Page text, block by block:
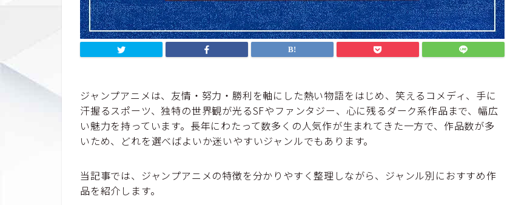
ジャンプアニメは、友情・努力・勝利を軸にした熱い物語をはじめ、笑えるコメディ、手に
汗握るスポーツ、独特の世界観が光るSFやファンタジー、心に残るダーク系作品まで、幅広
い魅力を持っています。長年にわたって数多くの人気作が生まれてきた一方で、作品数が多
いため、どれを選べばよいか迷いやすいジャンルでもあります。
当記事では、ジャンプアニメの特徴を分かりやすく整理しながら、ジャンル別におすすめ作
品を紹介します。